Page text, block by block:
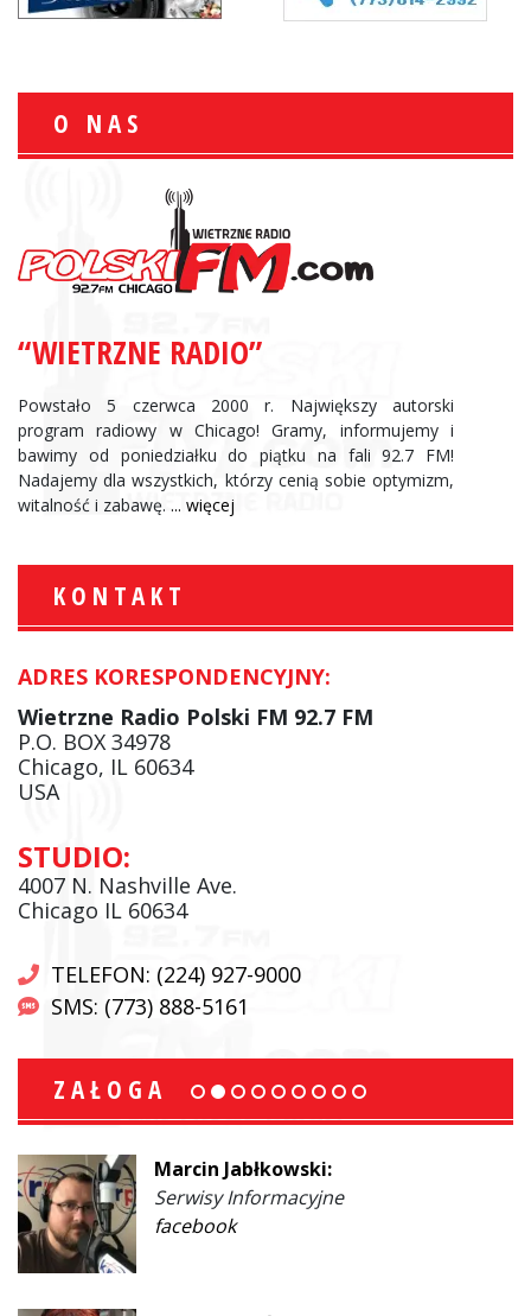
O NAS
“WIETRZNE RADIO”
Powstało 5 czerwca 2000 r. Największy autorski
program radiowy w Chicago! Gramy, informujemy i
bawimy od poniedziałku do piątku na fali 92.7 FM!
Nadajemy dla wszystkich, którzy cenią sobie optymizm,
witalność i zabawę. ... więcej
KONTAKT
ADRES KORESPONDENCYJNY:
Wietrzne Radio Polski FM 92.7 FM
P.O. BOX 34978
Chicago, IL 60634
USA
STUDIO:
4007 N. Nashville Ave.
Chicago IL 60634
TELEFON: (224) 927-9000
SMS: (773) 888-5161
ZAŁOGA
Marcin Jabłkowski:
Serwisy Informacyjne
facebook